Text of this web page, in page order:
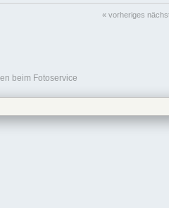
« vorheriges
beim Fotoservice